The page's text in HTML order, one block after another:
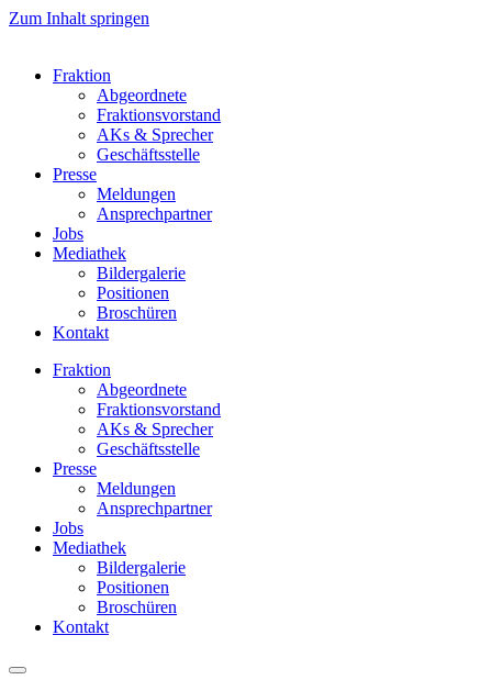
Zum Inhalt springen
Fraktion
Abgeordnete
Fraktions­vorstand
AKs & Sprecher
Geschäftsstelle
Presse
Meldungen
Ansprechpartner
Jobs
Mediathek
Bildergalerie
Positionen
Broschüren
Kontakt
Fraktion
Abgeordnete
Fraktions­vorstand
AKs & Sprecher
Geschäftsstelle
Presse
Meldungen
Ansprechpartner
Jobs
Mediathek
Bildergalerie
Positionen
Broschüren
Kontakt